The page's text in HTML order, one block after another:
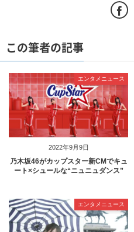
この筆者の記事
2022年9月9日
エンタメニュース
乃木坂46がカップスター新CMでキュ
ート×シュールな“ニュニュダンス”
エンタメニュース